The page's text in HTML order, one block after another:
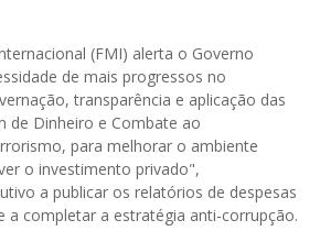
(FMI) alerta o Governo
de mais progressos no
transparência e aplicação das
de Dinheiro e Combate ao
para melhorar o ambiente
o investimento privado",
a publicar os relatórios de despesas
a completar a estratégia anti-corrupção.